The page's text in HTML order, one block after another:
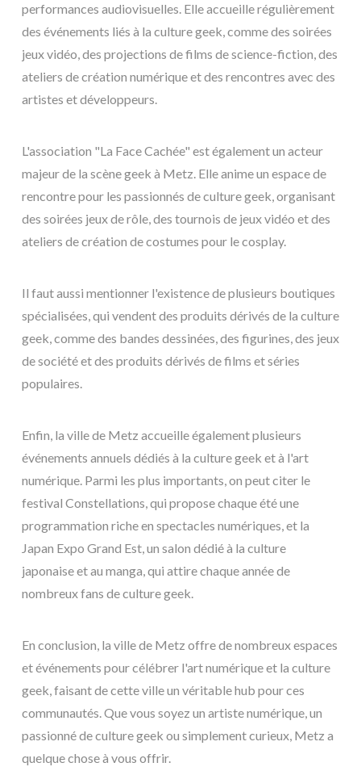
performances audiovisuelles. Elle accueille régulièrement
des événements liés à la culture geek, comme des soirées
jeux vidéo, des projections de films de science-fiction, des
ateliers de création numérique et des rencontres avec des
artistes et développeurs.
L'association "La Face Cachée" est également un acteur
majeur de la scène geek à Metz. Elle anime un espace de
rencontre pour les passionnés de culture geek, organisant
des soirées jeux de rôle, des tournois de jeux vidéo et des
ateliers de création de costumes pour le cosplay.
Il faut aussi mentionner l'existence de plusieurs boutiques
spécialisées, qui vendent des produits dérivés de la culture
geek, comme des bandes dessinées, des figurines, des jeux
de société et des produits dérivés de films et séries
populaires.
Enfin, la ville de Metz accueille également plusieurs
événements annuels dédiés à la culture geek et à l'art
numérique. Parmi les plus importants, on peut citer le
festival Constellations, qui propose chaque été une
programmation riche en spectacles numériques, et la
Japan Expo Grand Est, un salon dédié à la culture
japonaise et au manga, qui attire chaque année de
nombreux fans de culture geek.
En conclusion, la ville de Metz offre de nombreux espaces
et événements pour célébrer l'art numérique et la culture
geek, faisant de cette ville un véritable hub pour ces
communautés. Que vous soyez un artiste numérique, un
passionné de culture geek ou simplement curieux, Metz a
quelque chose à vous offrir.